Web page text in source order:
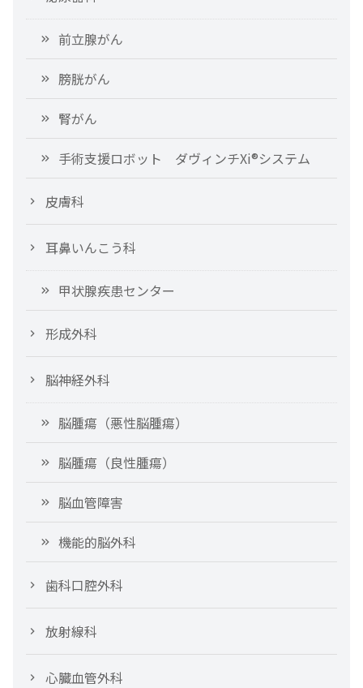
前立腺がん
膀胱がん
腎がん
手術支援ロボット ダヴィンチXi®システム
皮膚科
耳鼻いんこう科
甲状腺疾患センター
形成外科
脳神経外科
脳腫瘍（悪性脳腫瘍）
脳腫瘍（良性腫瘍）
脳血管障害
機能的脳外科
歯科口腔外科
放射線科
心臓血管外科